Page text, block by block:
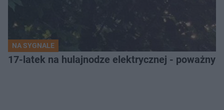
NA SYGNALE
17-latek na hulajnodze elektrycznej - poważny